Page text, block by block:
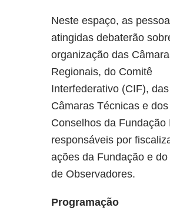
Neste espaço, as
atingidas debaterão
organização das
Regionais, do Comitê
Interfederativo (CIF), das
Câmaras Técnicas e dos
Conselhos da Fundação
responsáveis por
ações da Fundação e do
de Observadores.
Programação